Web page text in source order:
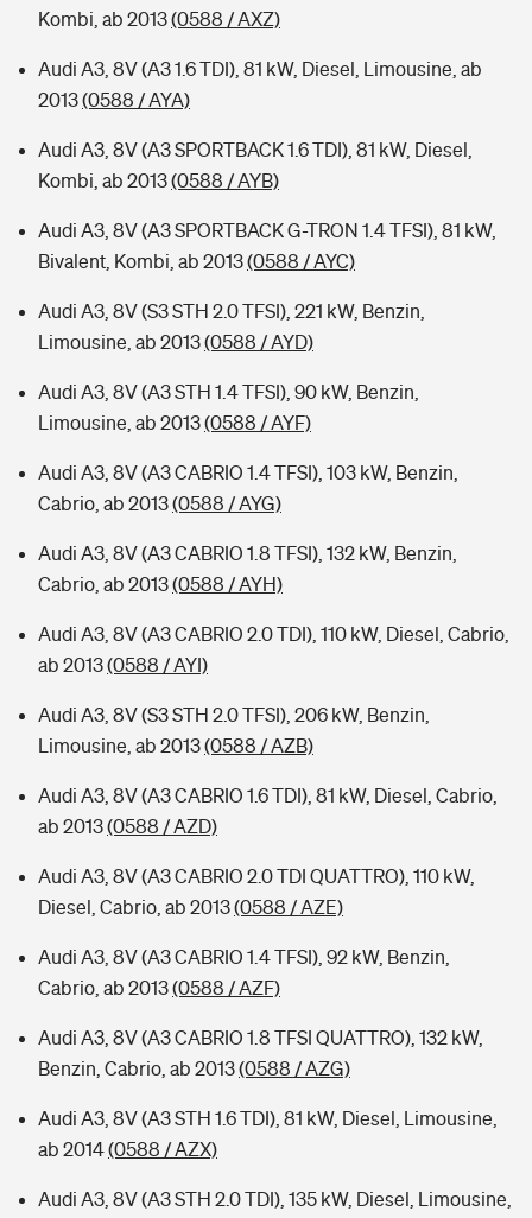
Kombi, ab 2013(0588 / AXZ)
Audi A3, 8V (A3 1.6 TDI), 81 kW, Diesel, Limousine, ab
2013(0588 / AYA)
Audi A3, 8V (A3 SPORTBACK 1.6 TDI), 81 kW, Diesel,
Kombi, ab 2013(0588 / AYB)
Audi A3, 8V (A3 SPORTBACK G-TRON 1.4 TFSI), 81 kW,
Bivalent, Kombi, ab 2013(0588 / AYC)
Audi A3, 8V (S3 STH 2.0 TFSI), 221 kW, Benzin,
Limousine, ab 2013(0588 / AYD)
Audi A3, 8V (A3 STH 1.4 TFSI), 90 kW, Benzin,
Limousine, ab 2013(0588 / AYF)
Audi A3, 8V (A3 CABRIO 1.4 TFSI), 103 kW, Benzin,
Cabrio, ab 2013(0588 / AYG)
Audi A3, 8V (A3 CABRIO 1.8 TFSI), 132 kW, Benzin,
Cabrio, ab 2013(0588 / AYH)
Audi A3, 8V (A3 CABRIO 2.0 TDI), 110 kW, Diesel, Cabrio,
ab 2013(0588 / AYI)
Audi A3, 8V (S3 STH 2.0 TFSI), 206 kW, Benzin,
Limousine, ab 2013(0588 / AZB)
Audi A3, 8V (A3 CABRIO 1.6 TDI), 81 kW, Diesel, Cabrio,
ab 2013(0588 / AZD)
Audi A3, 8V (A3 CABRIO 2.0 TDI QUATTRO), 110 kW,
Diesel, Cabrio, ab 2013(0588 / AZE)
Audi A3, 8V (A3 CABRIO 1.4 TFSI), 92 kW, Benzin,
Cabrio, ab 2013(0588 / AZF)
Audi A3, 8V (A3 CABRIO 1.8 TFSI QUATTRO), 132 kW,
Benzin, Cabrio, ab 2013(0588 / AZG)
Audi A3, 8V (A3 STH 1.6 TDI), 81 kW, Diesel, Limousine,
ab 2014(0588 / AZX)
Audi A3, 8V (A3 STH 2.0 TDI), 135 kW, Diesel, Limousine,